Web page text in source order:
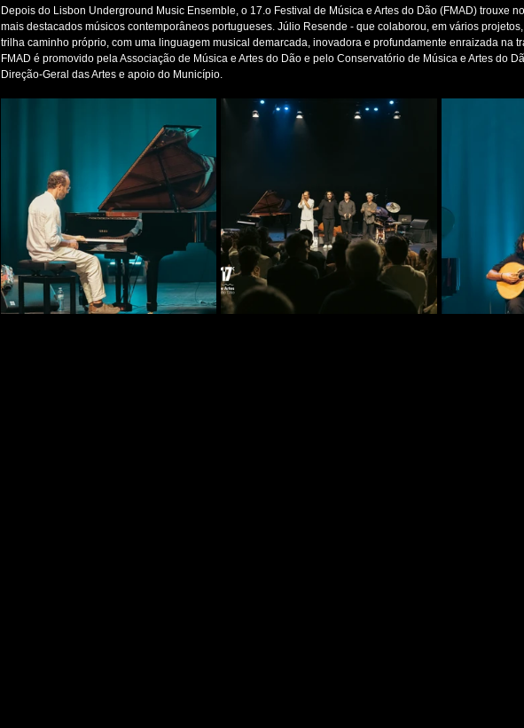
Depois do Lisbon Underground Music Ensemble, o 17.o Festival de Música e Artes do Dão (FMAD) trouxe
mais destacados músicos contemporâneos portugueses. Júlio Resende - que colaborou, em vários
trilha caminho próprio, com uma linguagem musical demarcada, inovadora e profundamente enraizada na
FMAD é promovido pela Associação de Música e Artes do Dão e pelo Conservatório de Música e Artes do
Direção-Geral das Artes e apoio do Município.